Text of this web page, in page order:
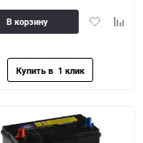
Добавить
В корзину